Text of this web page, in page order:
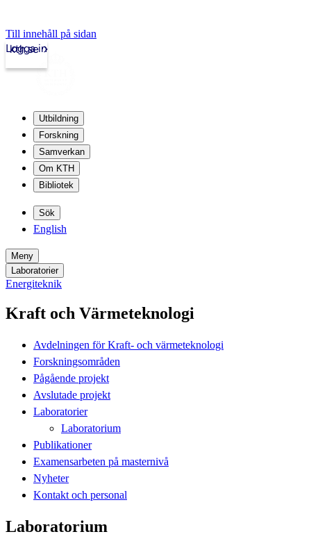
Till innehåll på sidan
kth.se
Logga in
Utbildning
Forskning
Samverkan
Om KTH
Bibliotek
Sök
English
Meny
Laboratorier
Energiteknik
Kraft och Värmeteknologi
Avdelningen för Kraft- och värmeteknologi
Forskningsområden
Pågående projekt
Avslutade projekt
Laboratorier
Laboratorium
Publikationer
Examensarbeten på masternivå
Nyheter
Kontakt och personal
Laboratorium